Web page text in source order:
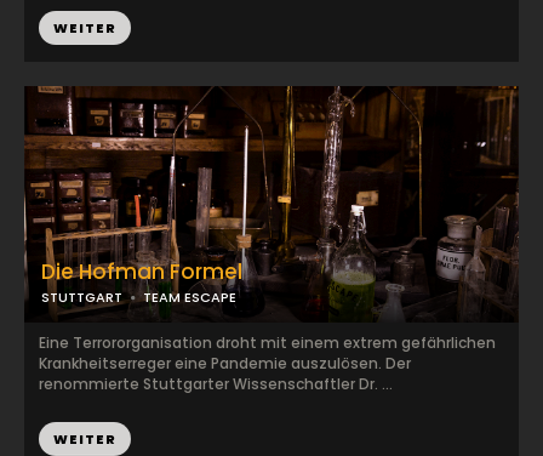
Die Hofman Formel
STUTTGART TEAM ESCAPE
Eine Terrororganisation droht mit einem extrem gefährlichen
Krankheitserreger eine Pandemie auszulösen. Der
renommierte Stuttgarter Wissenschaftler Dr. ...
WEITER
WEITER